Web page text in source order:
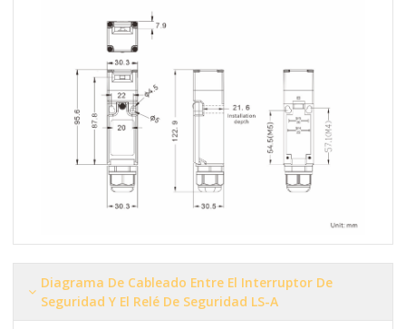
Diagrama De Cableado Entre El Interruptor De
Seguridad Y El Relé De Seguridad LS-A